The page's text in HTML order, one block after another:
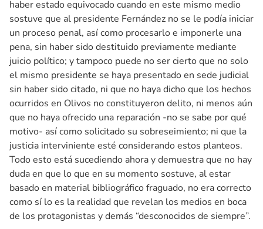
haber estado equivocado cuando en este mismo medio
sostuve que al presidente Fernández no se le podía iniciar
un proceso penal, así como procesarlo e imponerle una
pena, sin haber sido destituido previamente mediante
juicio político; y tampoco puede no ser cierto que no solo
el mismo presidente se haya presentado en sede judicial
sin haber sido citado, ni que no haya dicho que los hechos
ocurridos en Olivos no constituyeron delito, ni menos aún
que no haya ofrecido una reparación -no se sabe por qué
motivo- así como solicitado su sobreseimiento; ni que la
justicia interviniente esté considerando estos planteos.
Todo esto está sucediendo ahora y demuestra que no hay
duda en que lo que en su momento sostuve, al estar
basado en material bibliográfico fraguado, no era correcto
como sí lo es la realidad que revelan los medios en boca
de los protagonistas y demás “desconocidos de siempre”.